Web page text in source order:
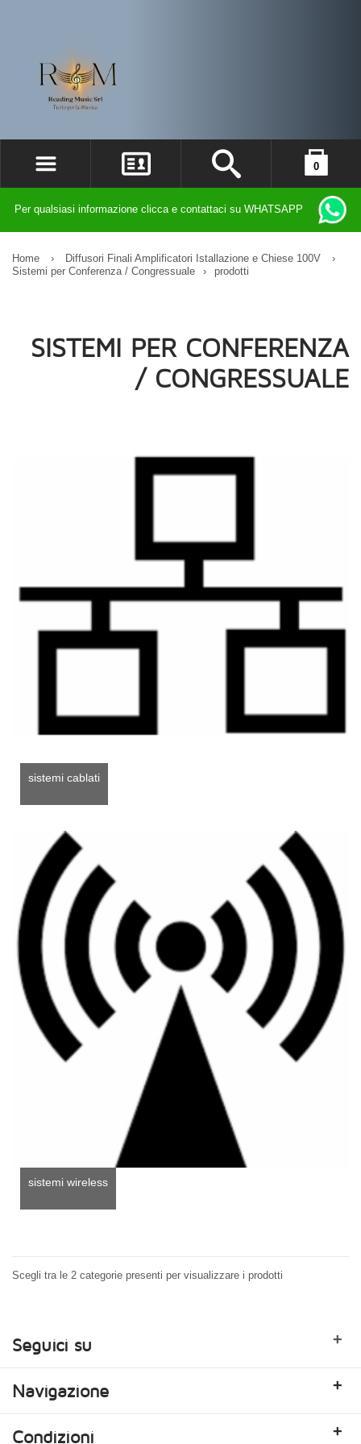
ACCEDI
REGISTRATI
0
Per qualsiasi informazione clicca e contattaci su WHATSAPP
Home › Diffusori Finali Amplificatori Istallazione e Chiese 100V
›
Sistemi per Conferenza / Congressuale
› prodotti
SISTEMI PER CONFERENZA
/ CONGRESSUALE
sistemi cablati
sistemi wireless
Scegli tra le 2 categorie presenti per visualizzare i prodotti
Seguici su +
Navigazione +
Condizioni +